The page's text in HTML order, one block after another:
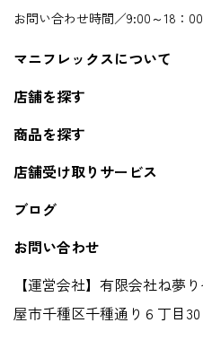
お問い合わせ時間／9:00～18：
マニフレックスについて
店舗を探す
商品を探す
店舗受け取りサービス
ブログ
お問い合わせ
【運営会社】有限会社ね
屋市千種区千種通り６丁目30